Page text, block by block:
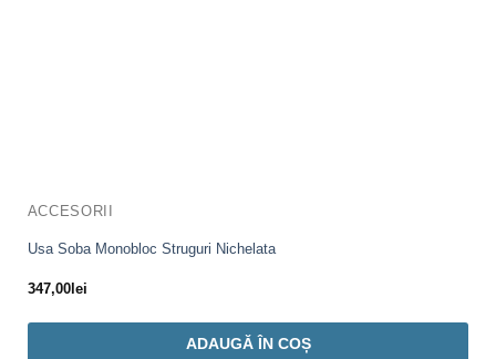
ACCESORII
Usa Soba Monobloc Struguri Nichelata
347,00lei
ADAUGĂ ÎN COȘ